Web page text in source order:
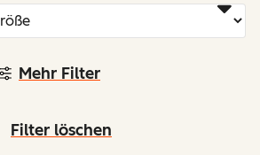
Mehr Filter
Filter löschen